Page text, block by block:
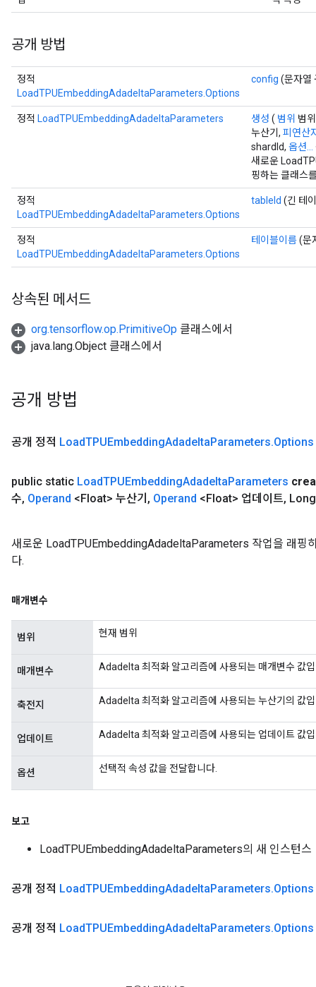
공개 방법
정적
LoadTPUEmbeddingAdadeltaParameters.Options
config (문자열
정적 LoadTPUEmbeddingAdadeltaParameters 생성 ( 범위 범
누산기, 피연산
shardId, 옵션...
새로운
핑하는 클래스
정적
LoadTPUEmbeddingAdadeltaParameters.Options
tableId (긴 테
정적
LoadTPUEmbeddingAdadeltaParameters.Options
테이블이름(문
상속된 메서드
org.tensorflow.op.PrimitiveOp 클래스에서
java.lang.Object 클래스에서
공개 방법
공개 정적 LoadTPUEmbeddingAdadeltaParameters.Options
public static LoadTPUEmbeddingAdadeltaParameters
수, Operand <Float> 누산기 , Operand <Float> 업데이트,
새로운 LoadTPUEmbeddingAdadeltaParameters 작업을 래핑
다.
매개변수
범위 현재 범위
매개변수 Adadelta 최적화 알고리즘에 사용되는 매개변수 값
축전지 Adadelta 최적화 알고리즘에 사용되는 누산기의 값
업데이트 Adadelta 최적화 알고리즘에 사용되는 업데이트 값
옵션 선택적 속성 값을 전달합니다.
보고
LoadTPUEmbeddingAdadeltaParameters의 새 인스턴스
공개 정적 LoadTPUEmbeddingAdadeltaParameters.Options
공개 정적 LoadTPUEmbeddingAdadeltaParameters.Options